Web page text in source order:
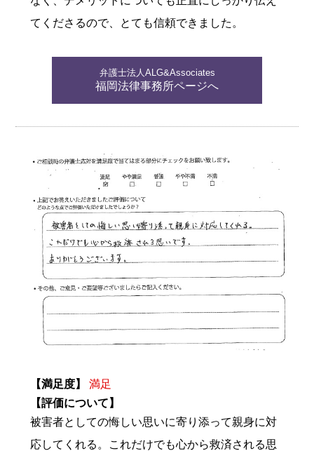
てくださるので、とても信頼できました。
弁護士法人ALG&Associates
福岡法律事務所ページへ
【満足度】
満足
【評価について】
被害者としての悔しい思いに寄り添って親身に対
応してくれる。これだけでも心から救済される思